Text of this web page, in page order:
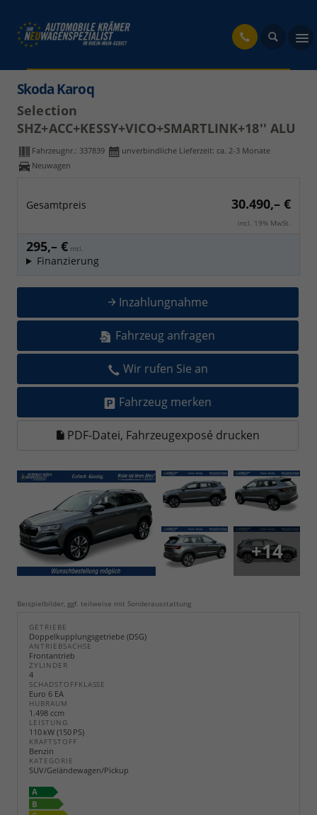
Skoda Karoq
Selection
SHZ+ACC+KESSY+VICO+SMARTLINK+18'' ALU
Fahrzeugnr.: 337839
unverbindliche Lieferzeit: ca. 2-3 Monate
Neuwagen
Gesamtpreis 30.490,– €
incl. 19% MwSt.
295,– € mtl.
Finanzierung
Inzahlungnahme
Fahrzeug anfragen
Wir rufen Sie an
Fahrzeug merken
PDF-Datei, Fahrzeugexposé drucken
+14
Beispielbilder, ggf. teilweise mit Sonderausstattung
GETRIEBE
Doppelkupplungsgetriebe (DSG)
ANTRIEBSACHSE
Frontantrieb
ZYLINDER
4
SCHADSTOFFKLASSE
Euro 6 EA
HUBRAUM
1.498 ccm
LEISTUNG
110 kW (150 PS)
KRAFTSTOFF
Benzin
KATEGORIE
SUV/Geländewagen/Pickup